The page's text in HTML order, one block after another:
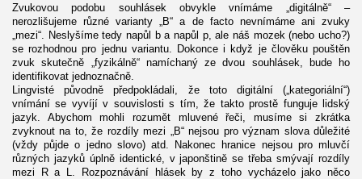
Zvukovou podobu souhlásek obvykle vnímáme „digitálně“ –
nerozlišujeme různé varianty „B“ a de facto nevnímáme ani zvuky
„mezi“. Neslyšíme tedy napůl b a napůl p, ale náš mozek (nebo ucho?)
se rozhodnou pro jednu variantu. Dokonce i když je člověku pouštěn
zvuk skutečně „fyzikálně“ namíchaný ze dvou souhlásek, bude ho
identifikovat jednoznačně.
Lingvisté původně předpokládali, že toto digitální („kategoriální“)
vnímání se vyvíjí v souvislosti s tím, že takto prostě funguje lidský
jazyk. Abychom mohli rozumět mluvené řeči, musíme si zkrátka
zvyknout na to, že rozdíly mezi „B“ nejsou pro význam slova důležité
(vždy půjde o jedno slovo) atd. Nakonec hranice nejsou pro mluvčí
různých jazyků úplně identické, v japonštině se třeba smývají rozdíly
mezi R a L. Rozpoznávání hlásek by z toho vycházelo jako něco